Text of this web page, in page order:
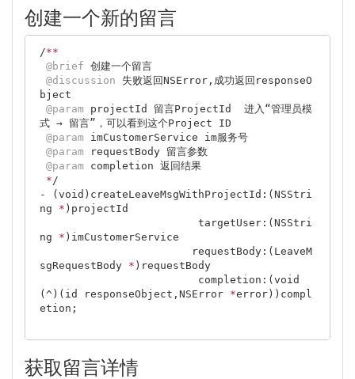
创建一个新的留言
/**
@brief 创建一个留言
@discussion 失败返回NSError,成功返回responseO
bject
@param projectId 留言ProjectId  进入“管理员模
式 → 留言”，可以看到这个Project ID
@param imCustomerService im服务号
@param requestBody 留言参数
@param completion 返回结果
*/
- (void)createLeaveMsgWithProjectId:(NSStri
ng * )projectId
ng * )imCustomerService
sgRequestBody * )requestBody
(^)(id responseObject,NSError *error))compl
etion;
获取留言详情